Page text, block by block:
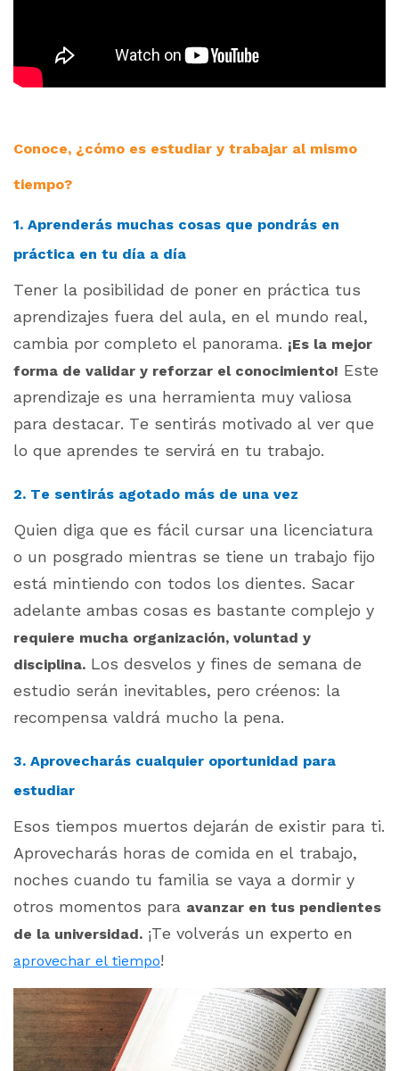
Conoce, ¿cómo es estudiar y trabajar al mismo
tiempo?
1. Aprenderás muchas cosas que pondrás en
práctica en tu día a día
Tener la posibilidad de poner en práctica tus
aprendizajes fuera del aula, en el mundo real,
cambia por completo el panorama. ¡Es la mejor
forma de validar y reforzar el conocimiento! Este
aprendizaje es una herramienta muy valiosa
para destacar. Te sentirás motivado al ver que
lo que aprendes te servirá en tu trabajo.
2. Te sentirás agotado más de una vez
Quien diga que es fácil cursar una licenciatura
o un posgrado mientras se tiene un trabajo fijo
está mintiendo con todos los dientes. Sacar
adelante ambas cosas es bastante complejo y
requiere mucha organización, voluntad y
disciplina. Los desvelos y fines de semana de
estudio serán inevitables, pero créenos: la
recompensa valdrá mucho la pena.
3. Aprovecharás cualquier oportunidad para
estudiar
Esos tiempos muertos dejarán de existir para ti.
Aprovecharás horas de comida en el trabajo,
noches cuando tu familia se vaya a dormir y
otros momentos para avanzar en tus pendientes
de la universidad. ¡Te volverás un experto en
aprovechar el tiempo!